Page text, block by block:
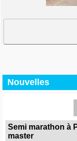
Nouvelles
Semi marathon à
master